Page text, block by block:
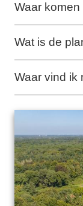
Waar
Wat is de
Waar vind ik